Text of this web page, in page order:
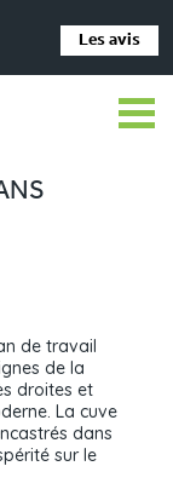
Les avis
Cuisine Nova Le Mans
de travail
de la
droites et
La cuve
dans
sur le